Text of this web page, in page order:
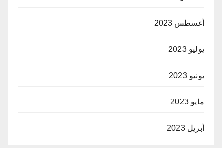
أغسطس 2023
يوليو 2023
يونيو 2023
مايو 2023
أبريل 2023